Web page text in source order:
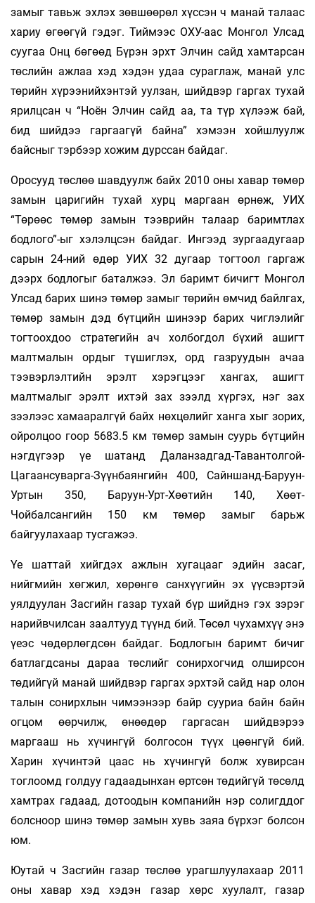
замыг тавьж эхлэх зөвшөөрөл хүссэн ч манай талаас
хариу өгөөгүй гэдэг. Тиймээс ОХУ-аас Монгол Улсад
суугаа Онц бөгөөд Бүрэн эрхт Элчин сайд хамтарсан
төслийн ажлаа хэд хэдэн удаа сураглаж, манай улс
төрийн хүрээнийхэнтэй уулзан, шийдвэр гаргах тухай
ярилцсан ч “Ноён Элчин сайд аа, та түр хүлээж бай,
бид шийдээ гаргаагүй байна” хэмээн хойшлуулж
байсныг тэрбээр хожим дурссан байдаг.
Оросууд төслөө шавдуулж байх 2010 оны хавар төмөр
замын царигийн тухай хурц маргаан өрнөж, УИХ
“Төрөөс төмөр замын тээврийн талаар баримтлах
бодлого”-ыг хэлэлцсэн байдаг. Ингээд зургаадугаар
сарын 24-ний өдөр УИХ 32 дугаар тогтоол гаргаж
дээрх бодлогыг баталжээ. Эл баримт бичигт Монгол
Улсад барих шинэ төмөр замыг төрийн өмчид байлгах,
төмөр замын дэд бүтцийн шинээр барих чиглэлийг
тогтоохдоо стратегийн ач холбогдол бүхий ашигт
малтмалын ордыг түшиглэх, орд газруудын ачаа
тээвэрлэлтийн эрэлт хэрэгцээг хангах, ашигт
малтмалыг эрэлт ихтэй зах зээлд хүргэх, нэг зах
зээлээс хамааралгүй байх нөхцөлийг ханга хыг зорих,
ойролцоо гоор 5683.5 км төмөр замын суурь бүтцийн
нэгдүгээр үе шатанд Даланзадгад-Тавантолгой-
Цагаансуварга-Зүүнбаянгийн 400, Сайншанд-Баруун-
Уртын 350, Баруун-Урт-Хөөтийн 140, Хөөт-
Чойбалсангийн 150 км төмөр замыг барьж
байгуулахаар тусгажээ.
Үе шаттай хийгдэх ажлын хугацааг эдийн засаг,
нийгмийн хөгжил, хөрөнгө санхүүгийн эх үүсвэртэй
уялдуулан Засгийн газар тухай бүр шийднэ гэх зэрэг
нарийвчилсан заалтууд түүнд бий. Төсөл чухамхүү энэ
үеэс чөдөрлөгдсөн байдаг. Бодлогын баримт бичиг
батлагдсаны дараа төслийг сонирхогчид олширсон
төдийгүй манай шийдвэр гаргах эрхтэй сайд нар олон
талын сонирхлын чимээнээр байр сууриа байн байн
огцом өөрчилж, өнөөдөр гаргасан шийдвэрээ
маргааш нь хүчингүй болгосон түүх цөөнгүй бий.
Харин хүчинтэй цаас нь хүчингүй болж хувирсан
тоглоомд голдуу гадаадынхан өртсөн төдийгүй төсөлд
хамтрах гадаад, дотоодын компанийн нэр солигддог
болсноор шинэ төмөр замын хувь заяа бүрхэг болсон
юм.
Юутай ч Засгийн газар төслөө урагшлуулахаар 2011
оны хавар хэд хэдэн газар хөрс хуулалт, газар